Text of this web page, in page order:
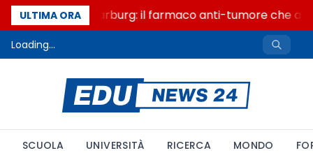
ULTIMA ORA
Un secolo di Warburg: il farmaco anti-tumore che
Loading...
SCUOLA UNIVERSITÀ RICERCA MONDO